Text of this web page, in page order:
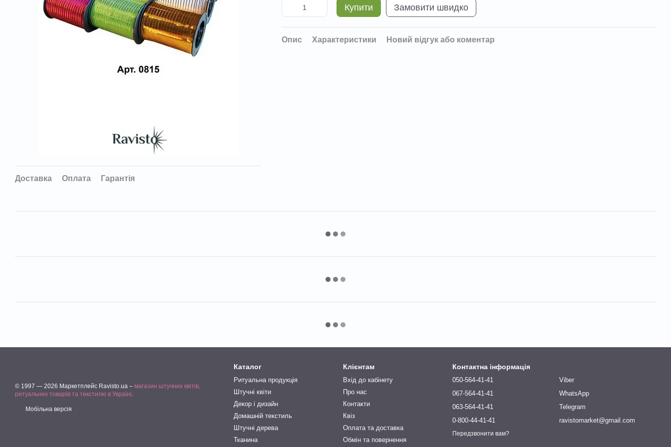
Доставка Оплата Гарантія
Купити Замовити швидко
Опис Характеристики Новий відгук або коментар
© 1997 — 2026 Маркетплейс Ravisto.ua – магазин штучних квітів,
ритуальних товарів та текстилю в Україні.
Мобільна версія
Каталог
Ритуальна продукція
Штучні квіти
Декор і дизайн
Домашній текстиль
Штучні дерева
Тканина
Клієнтам
Вхід до кабінету
Про нас
Контакти
Квіз
Оплата та доставка
Обмін та повернення
Контактна інформація
050-564-41-41
067-564-41-41
063-564-41-41
0-800-44-41-41
Передзвонити вам?
Viber
WhatsApp
Telegram
ravistomarket@gmail.com